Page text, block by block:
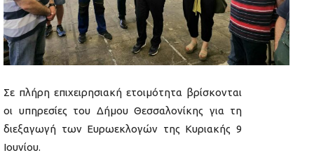
Σε πλήρη επιχειρησιακή ετοιμότητα βρίσκονται
οι υπηρεσίες του Δήμου Θεσσαλονίκης για τη
διεξαγωγή των Ευρωεκλογών της Κυριακής 9
Ιουνίου.